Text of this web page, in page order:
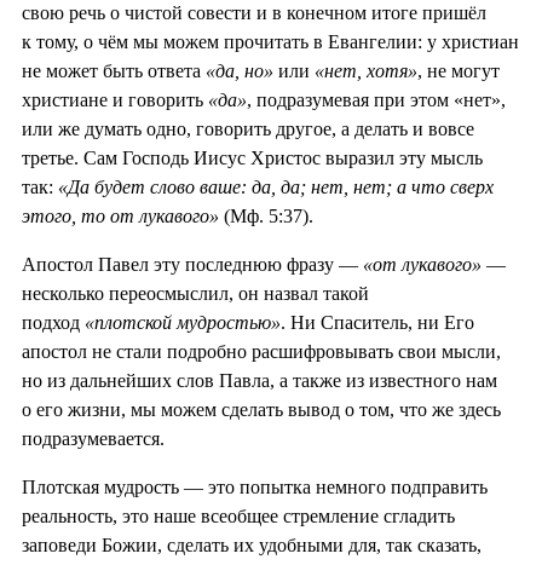
свою речь о чистой совести и в конечном итоге пришёл
к тому, о чём мы можем прочитать в Евангелии: у христиан
не может быть ответа «да, но» или «нет, хотя», не могут
христиане и говорить «да», подразумевая при этом «нет»,
или же думать одно, говорить другое, а делать и вовсе
третье. Сам Господь Иисус Христос выразил эту мысль
так: «Да будет слово ваше: да, да; нет, нет; а что сверх
этого, то от лукавого» (Мф. 5:37).
Апостол Павел эту последнюю фразу — «от лукавого» —
несколько переосмыслил, он назвал такой
подход «плотской мудростью». Ни Спаситель, ни Его
апостол не стали подробно расшифровывать свои мысли,
но из дальнейших слов Павла, а также из известного нам
о его жизни, мы можем сделать вывод о том, что же здесь
подразумевается.
Плотская мудрость — это попытка немного подправить
реальность, это наше всеобщее стремление сгладить
заповеди Божии, сделать их удобными для, так сказать,